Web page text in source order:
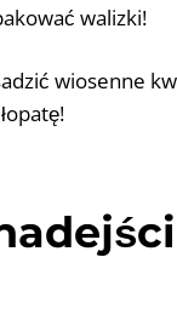
walizki!
wiosenne